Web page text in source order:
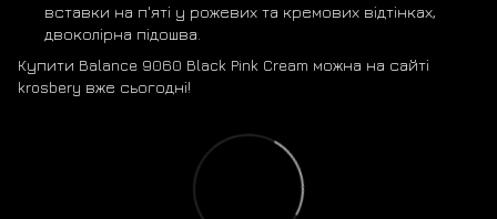
вставки на п'яті у рожевих та кремових відтінках,
двоколірна підошва.
Купити Balance 9060 Black Pink Cream можна на сайті
krosbery вже сьогодні!